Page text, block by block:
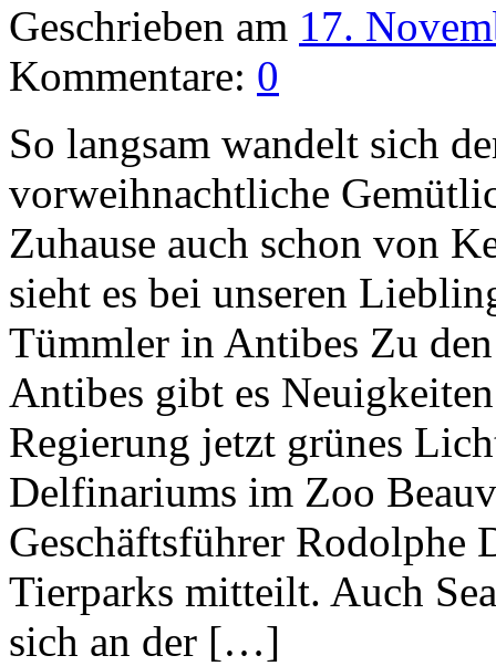
Geschrieben am 17.
Kommentare: 0
So langsam wandelt sich
vorweihnachtliche
Zuhause auch schon von
sieht es bei unseren
Tümmler in Antibes Zu
Antibes gibt es
Regierung jetzt grünes
Delfinariums im Zoo
Geschäftsführer Rodolphe
Tierparks mitteilt. Auch
sich an der […]